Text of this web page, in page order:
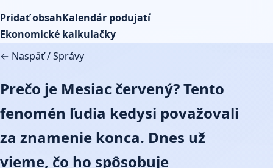
Pridať obsahKalendár podujatí
Ekonomické kalkulačky
← Naspäť/Správy
Prečo je Mesiac červený? Tento
fenomén ľudia kedysi považovali
za znamenie konca. Dnes už
vieme, čo ho spôsobuje